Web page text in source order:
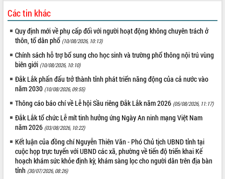
Các tin khác
Quy định mới về phụ cấp đối với người hoạt động không chuyên trách ở
thôn, tổ dân phố (10/08/2026, 10:13)
Chính sách hỗ trợ bổ sung cho học sinh và trường phổ thông nội trú vùng
biên giới (10/08/2026, 10:10)
Đắk Lắk phấn đấu trở thành tỉnh phát triển năng động của cả nước vào
năm 2030 (10/08/2026, 09:55)
Thông cáo báo chí về Lễ hội Sầu riêng Đắk Lắk năm 2026 (05/08/2026, 11:17)
Đắk Lắk tổ chức Lễ mít tinh hưởng ứng Ngày An ninh mạng Việt Nam
năm 2026 (03/08/2026, 10:22)
Kết luận của đồng chí Nguyễn Thiên Văn - Phó Chủ tịch UBND tỉnh tại
cuộc họp trực tuyến với UBND các xã, phường về tiến độ triển khai Kế
hoạch khám sức khỏe định kỳ, khám sàng lọc cho người dân trên địa bàn
tỉnh (30/07/2026, 08:26)